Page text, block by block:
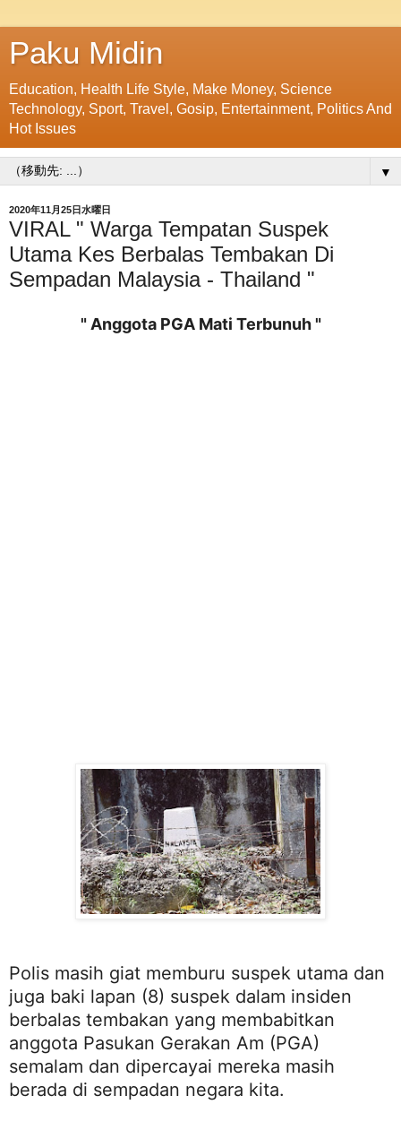
Paku Midin
Education, Health Life Style, Make Money, Science
Technology, Sport, Travel, Gosip, Entertainment, Politics And
Hot Issues
▼
2020年11月25日水曜日
VIRAL " Warga Tempatan Suspek
Utama Kes Berbalas Tembakan Di
Sempadan Malaysia - Thailand "
" Anggota PGA Mati Terbunuh "
Polis masih giat memburu suspek utama dan
juga baki lapan (8) suspek dalam insiden
berbalas tembakan yang membabitkan
anggota Pasukan Gerakan Am (PGA)
semalam dan dipercayai mereka masih
berada di sempadan negara kita.